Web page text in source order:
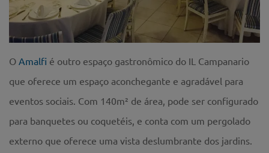
O Amalfi é outro espaço gastronômico do IL Campanario
que oferece um espaço aconchegante e agradável para
eventos sociais. Com 140m² de área, pode ser configurado
para banquetes ou coquetéis, e conta com um pergolado
externo que oferece uma vista deslumbrante dos jardins.